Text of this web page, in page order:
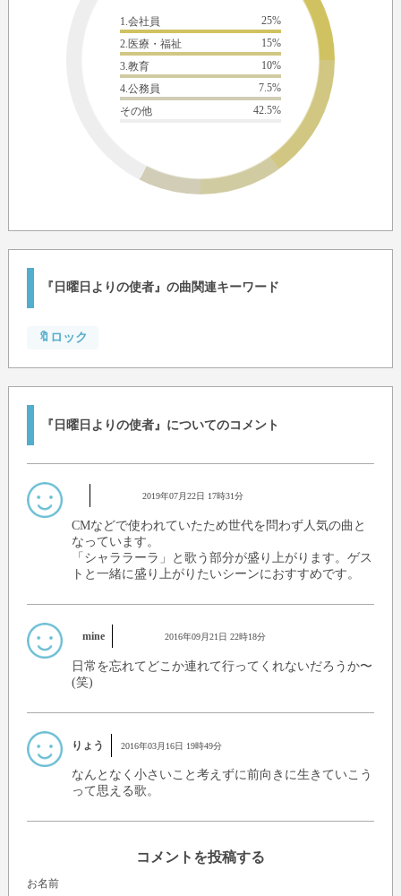
1.会社員
25%
2.医療・福祉
15%
3.教育
10%
4.公務員
7.5%
その他
42.5%
『日曜日よりの使者』の曲関連キーワード
🔖ロック
『日曜日よりの使者』についてのコメント
2019年07月22日 17時31分
CMなどで使われていたため世代を問わず人気の曲と
なっています。
「シャララーラ」と歌う部分が盛り上がります。ゲス
トと一緒に盛り上がりたいシーンにおすすめです。
mine 2016年09月21日 22時18分
日常を忘れてどこか連れて行ってくれないだろうか〜
(笑)
りょう 2016年03月16日 19時49分
なんとなく小さいこと考えずに前向きに生きていこう
って思える歌。
コメントを投稿する
お名前